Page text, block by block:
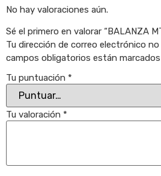
No hay valoraciones aún.
Sé el primero en valorar “BALANZA
Tu dirección de correo electrónico no
campos obligatorios están
Tu puntuación *
Tu valoración *